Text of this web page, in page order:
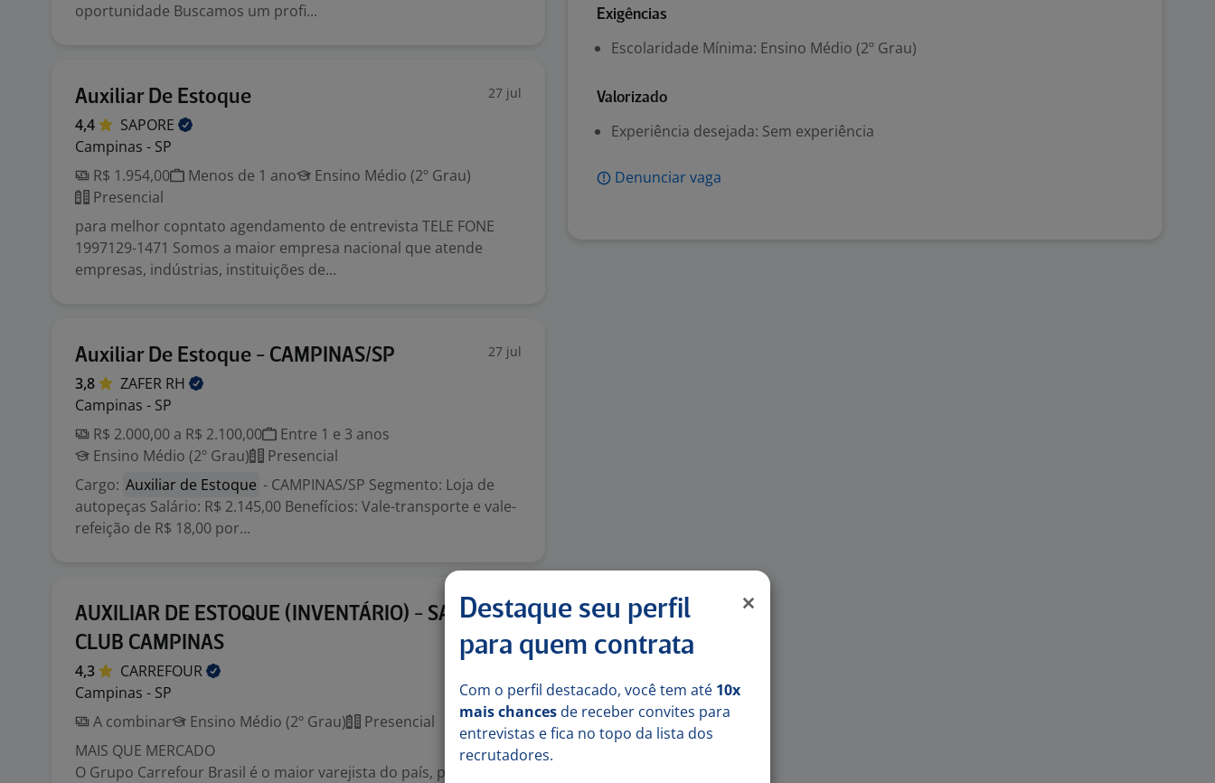
oportunidade Buscamos um profi...
Auxiliar De Estoque 27 jul
4,4
SAPORE
Campinas - SP
R$ 1.954,00
Menos de 1 ano
Ensino Médio (2º Grau)
Presencial
para melhor copntato agendamento de entrevista TELE FONE
1997129-1471 Somos a maior empresa nacional que atende
empresas, indústrias, instituições de...
Auxiliar De Estoque - CAMPINAS/SP 27 jul
3,8 ZAFER RH
Campinas - SP
R$ 2.000,00 a R$ 2.100,00
Entre 1 e 3 anos
Ensino Médio (2º Grau)
Presencial
Cargo: Auxiliar de Estoque - CAMPINAS/SP Segmento: Loja de
autopeças Salário: R$ 2.145,00 Benefícios: Vale-transporte e vale-
refeição de R$ 18,00 por...
AUXILIAR DE ESTOQUE (INVENTÁRIO) - SAM's
CLUB CAMPINAS
15 jul
4,3
CARREFOUR
Campinas - SP
A combinar
Ensino Médio (2º Grau)
Presencial
MAIS QUE MERCADO
O Grupo Carrefour Brasil é o maior varejista do país, presente e
Exigências
Escolaridade Mínima: Ensino Médio (2º Grau)
Valorizado
Experiência desejada: Sem experiência
Denunciar vaga
Destaque seu perfil
para quem contrata
Com o perfil destacado, você tem até 10x
mais chances de receber convites para
entrevistas e fica no topo da lista dos
recrutadores.